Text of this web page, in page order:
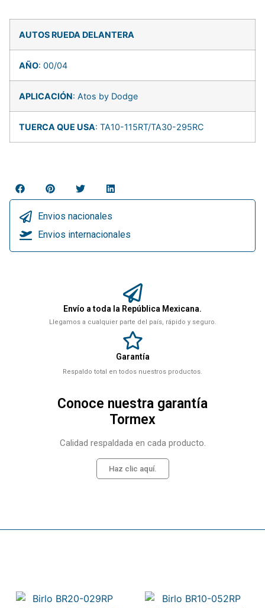
AUTOS RUEDA DELANTERA
AÑO: 00/04
APLICACIÓN: Atos by Dodge
TUERCA QUE USA: TA10-115RT/TA30-295RC
Envios nacionales
Envios internacionales
Envío a toda la República Mexicana.
Llegamos a cualquier parte del país, rápido y seguro.
Garantía
Respaldo total en todos nuestros productos.
Conoce nuestra garantía
Tormex
Calidad respaldada en cada producto.
Haz clic aquí.